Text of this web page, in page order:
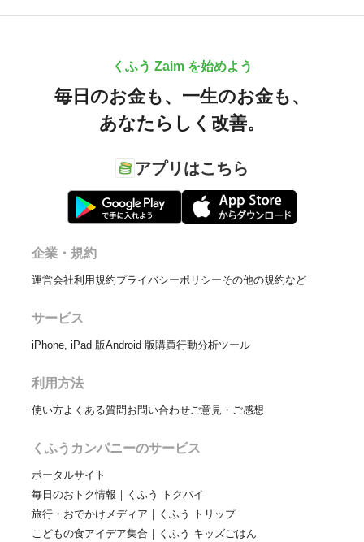
くふう Zaim を始めよう
毎日のお金も、 一生のお金も、
あなたらしく改善。
アプリはこちら
企業・規約
運営会社利用規約プライバシーポリシーその他の規約など
サービス
iPhone, iPad 版Android 版購買行動分析ツール
利用方法
使い方よくある質問お問い合わせご意見・ご感想
くふうカンパニーのサービス
ポータルサイト
毎日のおトク情報｜くふう トクバイ
旅行・おでかけメディア｜くふう トリップ
こどもの食アイデア集合｜くふう キッズごはん